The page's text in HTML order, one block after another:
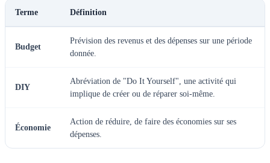
Terme Définition
Budget
Prévision des revenus et des dépenses sur une période
donnée.
DIY
Abréviation de "Do It Yourself", une activité qui
implique de créer ou de réparer soi-même.
Économie
Action de réduire, de faire des économies sur ses
dépenses.